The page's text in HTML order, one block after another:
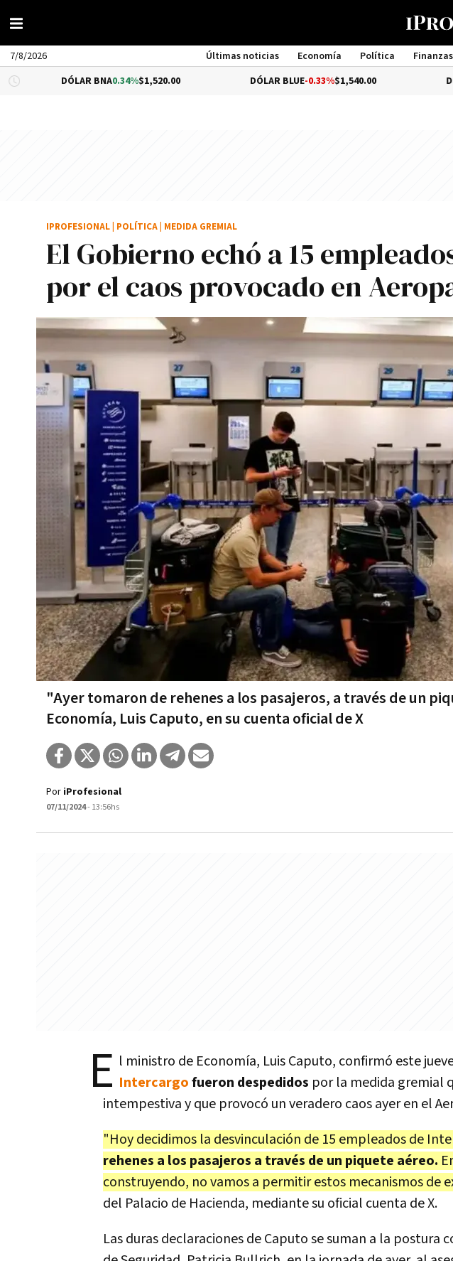
7/8/2026 Últimas noticias Economía Política Finanzas
DÓLAR BNA
0.34%$1,520.00 -0.33%$1,540.00 DÓLAR
El Gobierno echó a 15
por el caos provocado en
"Ayer tomaron de rehenes a los pasajeros, a través de un
Economía, Luis Caputo, en su cuenta oficial de X
IPROFESIONAL POLÍTICA MEDIDA GREMIAL
Por iProfesional
07/11/2024- 13:56hs
E l ministro de Economía, Luis Caputo, confirmó este
Intercargofueron despedidos por la medida gremial
intempestiva y que provocó un veradero caos ayer en el
"Hoy decidimos la desvinculación de 15 empleados de
rehenes a los pasajeros a través de un piquete aéreo.
construyendo, no vamos a permitir estos mecanismos de
del Palacio de Hacienda, mediante su oficial cuenta de X.
Las duras declaraciones de Caputo se suman a la postura